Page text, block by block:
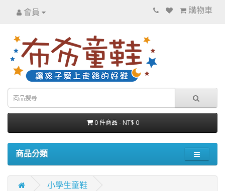
會員 購物車
0 件商品 - NT$ 0
商品分類
小學生童鞋